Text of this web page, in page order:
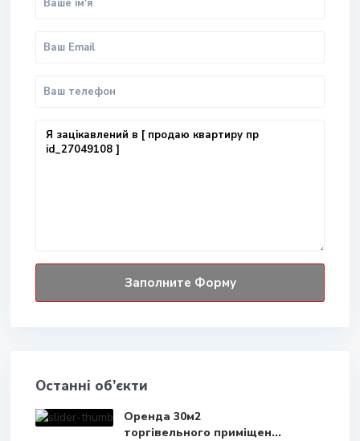
Останні об’єкти
Оренда 30м2
торгівельного приміщен...